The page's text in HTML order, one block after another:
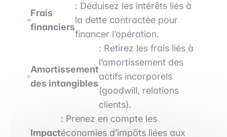
Frais
financiers
: Déduisez les intérêts liés à
la dette contractée pour
financer l’opération.
Amortissement
des intangibles
: Retirez les frais liés à
l’amortissement des
actifs incorporels
(goodwill, relations
clients).
Impact
: Prenez en compte les
économies d’impôts liées aux